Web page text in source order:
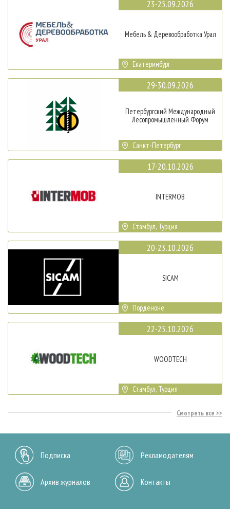
23-25.09.2026
Мебель & Деревообработка Урал
Екатеринбург
29-30.09.2026
Петербургский Международный
Лесопромышленный Форум
Санкт-Петербург
17-20.10.2026
INTERMOB
Стамбул, Турция
20-23.10.2026
SICAM
Порденоне
22-25.10.2026
WOODTECH
Стамбул, Турция
Смотреть все
Подписка Рекламодателям
Архив журналов Контакты